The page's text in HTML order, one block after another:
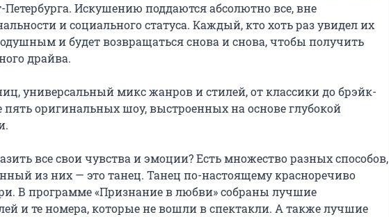
Искушению поддаются абсолютно все, вне
и социального статуса. Каждый, кто хоть раз увидел их
и будет возвращаться снова и снова, чтобы получить
драйва.
универсальный микс жанров и стилей, от классики до брэйк-
пять оригинальных шоу, выстроенных на основе глубокой
все свои чувства и эмоции? Есть множество разных способов,
из них — это танец. Танец по-настоящему красноречиво
В программе «Признание в любви» собраны лучшие
и те номера, которые не вошли в спектакли. А также лучшие